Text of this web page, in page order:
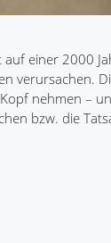
einer 2000
verursachen.
nehmen –
bzw. die